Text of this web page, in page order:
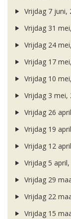
Vrijdag 7 juni,
Vrijdag 31
Vrijdag 24
Vrijdag 17
Vrijdag 10
Vrijdag 3 mei,
Vrijdag 26
Vrijdag 19
Vrijdag 12
Vrijdag 5
Vrijdag 29
Vrijdag 22
Vrijdag 15